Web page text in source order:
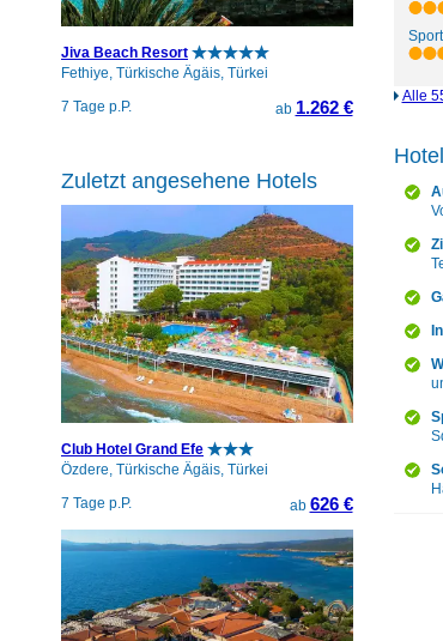
Alle
Jiva Beach Resort
Fethiye, Türkische Ägäis, Türkei
7 Tage p.P.
ab 1.262 €
Zuletzt angesehene Hotels
Club Hotel Grand Efe
Özdere, Türkische Ägäis, Türkei
7 Tage p.P.
ab 626 €